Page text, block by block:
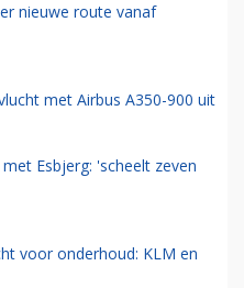
nieuwe route vanaf
met Airbus A350-900 uit
Esbjerg: 'scheelt zeven
voor onderhoud: KLM en